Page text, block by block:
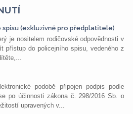
(exkluzivně pro předplatitele)
je nositelem rodičovské odpovědnosti v
přístup do policejního spisu, vedeného z
podobě připojen podpis podle
po účinnosti zákona č. 298/2016 Sb. o
upravených v...